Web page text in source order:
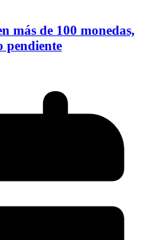
más de 100 monedas,
pendiente